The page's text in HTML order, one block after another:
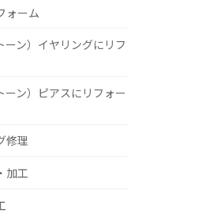
ォーム
ーン）イヤリングにリフ
ーン）ピアスにリフォー
修理
加工